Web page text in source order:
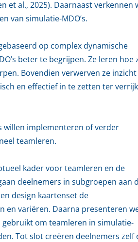
et al., 2025). Daarnaast verkennen
van simulatie-MDO’s.
op complex dynamische
beter te begrijpen. Ze leren hoe
Bovendien verwerven ze inzicht
en effectief in te zetten ter
willen implementeren of verder
teamleren.
kader voor teamleren en de
deelnemers in subgroepen aan
design kaartenset de
en variëren. Daarna presenteren
om teamleren in simulatie-
Tot slot creëren deelnemers zelf